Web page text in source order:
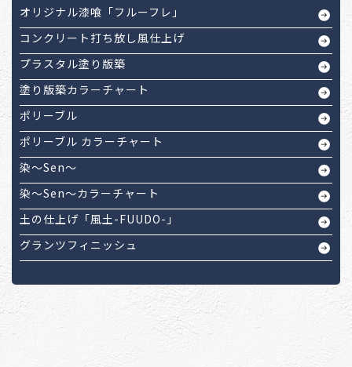
オリジナル漆喰「フルーフレ」
コンクリート打ち放し風仕上げ
プラスタル塗り版築
塗り版築カラーチャート
ポリーブル
ポリーブル カラーチャート
染～Sen～
染～Sen～カラーチャート
土の仕上げ「風土-FUUDO-」
グランツフィニッシュ